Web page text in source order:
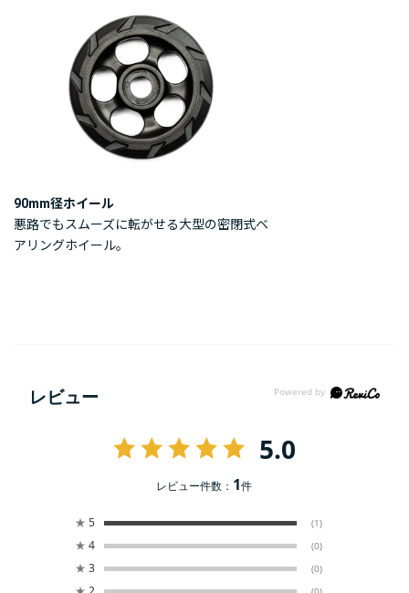
90mm径ホイール
悪路でもスムーズに転がせる大型の密閉式ベ
アリングホイール。
レビュー
5.0
レビュー件数： 1件
★ 5 (1)
★ 4 (0)
★ 3 (0)